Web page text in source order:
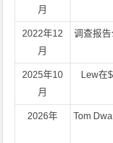
月
2022年12
月
调查报
2025年10
月
Lew在
2026年
Tom